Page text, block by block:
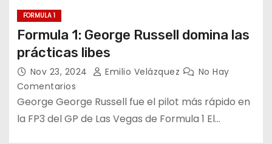
FORMULA 1
Formula 1: George Russell domina las
prácticas libes
Nov 23, 2024 Emilio Velázquez
No Hay
Comentarios
George George Russell fue el pilot más rápido en
la FP3 del GP de Las Vegas de Formula 1 El…